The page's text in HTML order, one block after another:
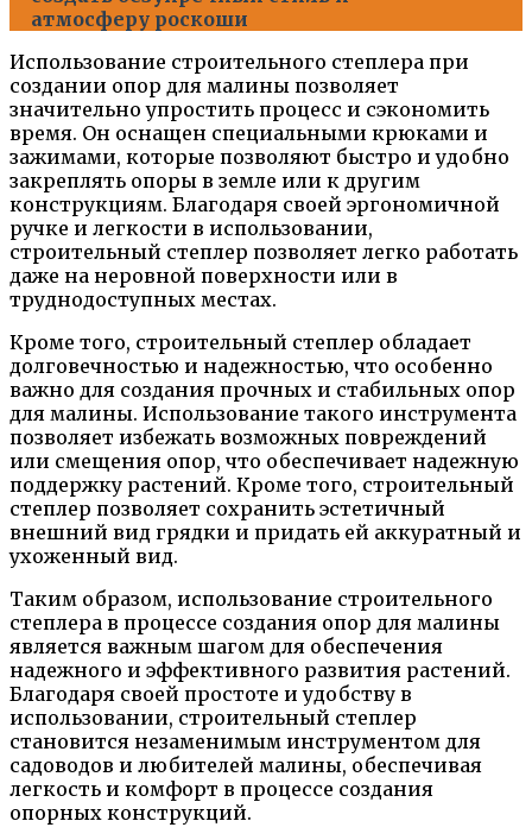
атмосферу роскоши
Использование строительного степлера при
создании опор для малины позволяет
значительно упростить процесс и сэкономить
время. Он оснащен специальными крюками и
зажимами, которые позволяют быстро и удобно
закреплять опоры в земле или к другим
конструкциям. Благодаря своей эргономичной
ручке и легкости в использовании,
строительный степлер позволяет легко работать
даже на неровной поверхности или в
труднодоступных местах.
Кроме того, строительный степлер обладает
долговечностью и надежностью, что особенно
важно для создания прочных и стабильных опор
для малины. Использование такого инструмента
позволяет избежать возможных повреждений
или смещения опор, что обеспечивает надежную
поддержку растений. Кроме того, строительный
степлер позволяет сохранить эстетичный
внешний вид грядки и придать ей аккуратный и
ухоженный вид.
Таким образом, использование строительного
степлера в процессе создания опор для малины
является важным шагом для обеспечения
надежного и эффективного развития растений.
Благодаря своей простоте и удобству в
использовании, строительный степлер
становится незаменимым инструментом для
садоводов и любителей малины, обеспечивая
легкость и комфорт в процессе создания
опорных конструкций.